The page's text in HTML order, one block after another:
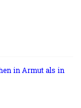
in Armut als in